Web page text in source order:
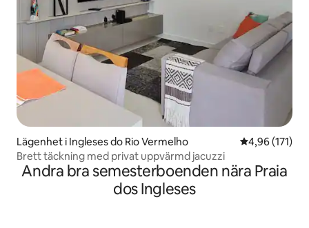
Lägenhet i Ingleses do Rio Vermelho 4,96 av 5 i
4,96 (171)
Brett täckning med privat uppvärmd jacuzzi
Andra bra semesterboenden nära Praia
dos Ingleses